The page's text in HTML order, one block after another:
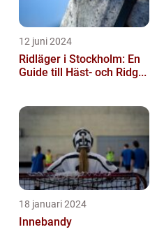
12 juni 2024
Ridläger i Stockholm: En
Guide till Häst- och Ridg...
18 januari 2024
Innebandy